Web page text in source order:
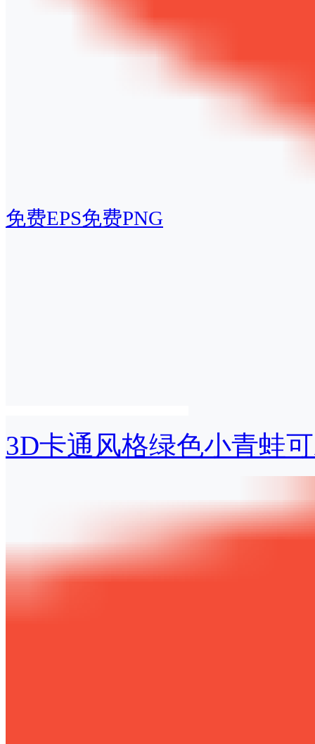
免费EPS免费PNG
3D卡通风格绿色小青蛙